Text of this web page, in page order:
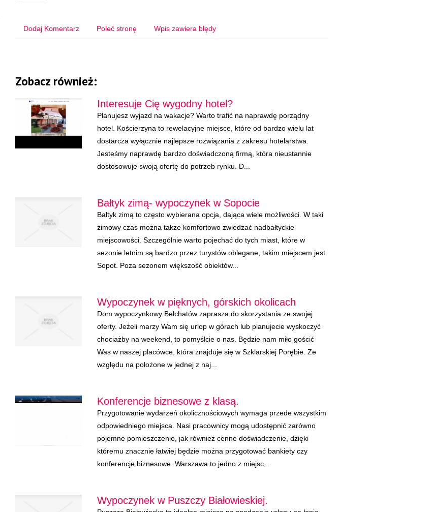
Dodaj Komentarz Poleć stronę Wpis zawiera błędy
Zobacz również:
Interesuje Cię wygodny hotel?
Planujesz wyjazd na wakacje? Warto trafić na naprawdę porządny
hotel. Kościerzyna to rewelacyjne miejsce, które od bardzo wielu lat
dostarcza wyłącznie najlepsze rozwiązania z zakresu hotelarstwa.
Jesteśmy naprawdę bardzo doświadczoną firmą, która nieustannie
dostosowuje swoją ofertę do potrzeb rynku. D...
Bałtyk zimą- wypoczynek w Sopocie
Bałtyk zimą to często wybierana opcja, dająca wiele możliwości. W taki
zimowy czas można także komfortowo zwiedzać nadbałtyckie
miejscowości. Szczególnie warto pojechać do tych miast, które w
sezonie letnim są bardzo przez turystów oblegane, takim miejscem jest
Sopot. Poza sezonem większość obiektów...
Wypoczynek w pięknych, górskich okolicach
Dom wypoczynkowy Bełchatów zaprasza do skorzystania ze swojej
oferty. Jeżeli marzy Wam się urlop w górach lub planujecie wyskoczyć
chociażby na weekend, to pomyślcie o nas. Będzie nam miło gościć
Was w naszej placówce, która znajduje się w Szklarskiej Porębie. Ze
względu na położone w jednej z naj...
Konferencje biznesowe z klasą.
Przygotowanie wydarzeń okolicznościowych wymaga przede wszystkim
odpowiedniego miejsca. Nasi pracownicy mogą udostępnić zarówno
pojemne pomieszczenie, jak również cenne doświadczenie, dzięki
któremu znacznie łatwiej będzie można przygotować bankiety czy
konferencje biznesowe. Warszawa to jedno z miejsc,...
Wypoczynek w Puszczy Białowieskiej.